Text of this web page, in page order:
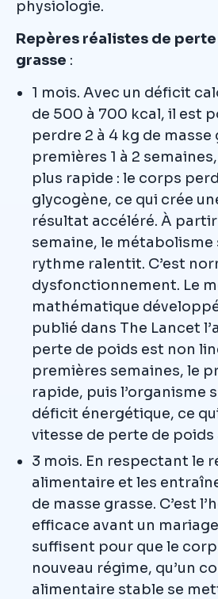
physiologie.
Repères réalistes de perte
grasse :
1 mois. Avec un déficit
de 500 à 700 kcal, il est
perdre 2 à 4 kg de masse
premières 1 à 2
plus rapide : le corps perd
glycogène, ce qui crée
résultat accéléré. À partir
semaine, le métabolisme
rythme ralentit. C’est
dysfonctionnement. Le
mathématique
publié dans The Lancet
perte de poids est non
premières semaines, le
rapide, puis l’organisme
déficit énergétique, ce
vitesse de perte de poids
3 mois. En respectant le
alimentaire et les
de masse grasse. C’est
efficace avant un
suffisent pour que le
nouveau régime, qu’un
alimentaire stable se